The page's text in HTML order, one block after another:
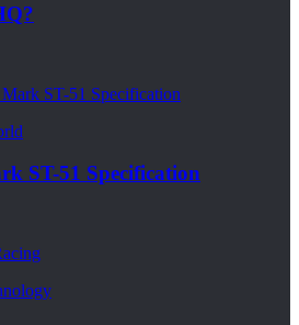
ST-51 Specification